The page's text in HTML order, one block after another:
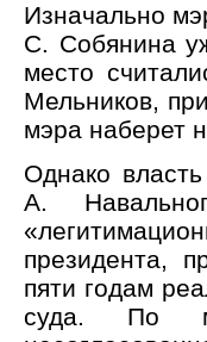
Изначально
С. Собянина
место
Мельников,
мэра наберет
Однако
А.
президента,
пяти годам
суда. По